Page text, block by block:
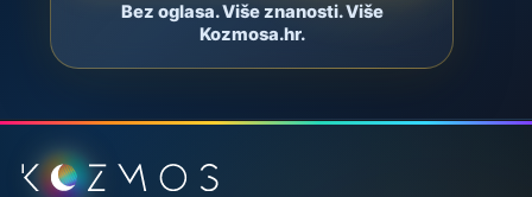
Bez oglasa. Više znanosti. Više
Kozmosa.hr.
Podnožje stranice